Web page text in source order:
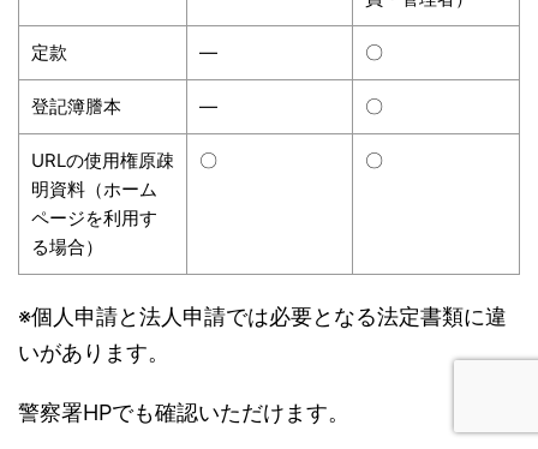
定款 ― 〇
登記簿謄本 ― 〇
URLの使用権原疎
明資料（ホーム
ページを利用す
る場合）
〇 〇
※個人申請と法人申請では必要となる法定書類に違
いがあります。
警察署HPでも確認いただけます。